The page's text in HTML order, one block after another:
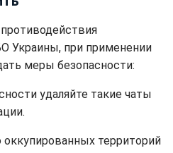
Украины, при применении
меры безопасности:
удаляйте такие чаты
территорий